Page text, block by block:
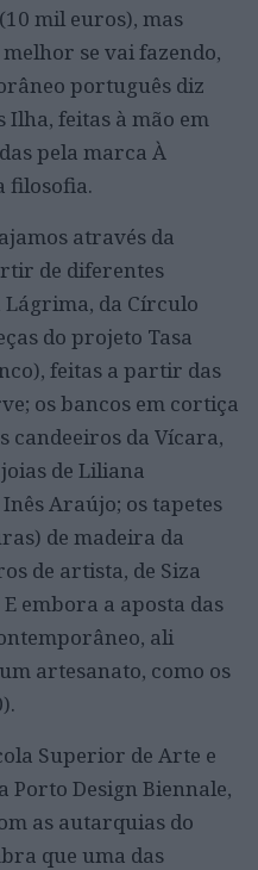
mil euros), mas
se vai fazendo,
português diz
Ilha, feitas à mão em
pela marca À
filosofia.
através da
de diferentes
da Círculo
do projeto Tasa
feitas a partir das
os bancos em cortiça
candeeiros da Vícara,
de Liliana
Araújo; os tapetes
de madeira da
de artista, de Siza
embora a aposta das
ali
artesanato, como os
Superior de Arte e
Porto Design Biennale,
as autarquias do
que uma das